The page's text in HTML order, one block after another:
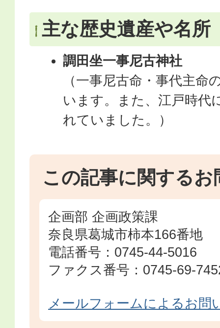
主な歴史遺産や名所
調田坐一事尼古神社
（一事尼古命・事代主命
います。また、江戸時代
れていました。）
この記事に関するお
企画部 企画政策課
奈良県葛城市柿本166番地
電話番号：0745-44-5016
ファクス番号：0745-69-
メールフォームによるお問